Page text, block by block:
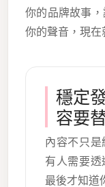
你的品牌故事
你的聲音，現在
穩定
容要
內容不只是
有人需要透
最後才知道